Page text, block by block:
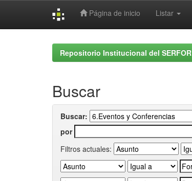
Página de inicio Listar
Repositorio Institucional del SERFOR
Buscar
Buscar:
por
Filtros actuales: